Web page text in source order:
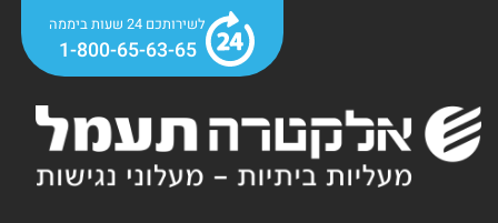
לשירותכם 24 שעות ביממה
1-800-65-63-65